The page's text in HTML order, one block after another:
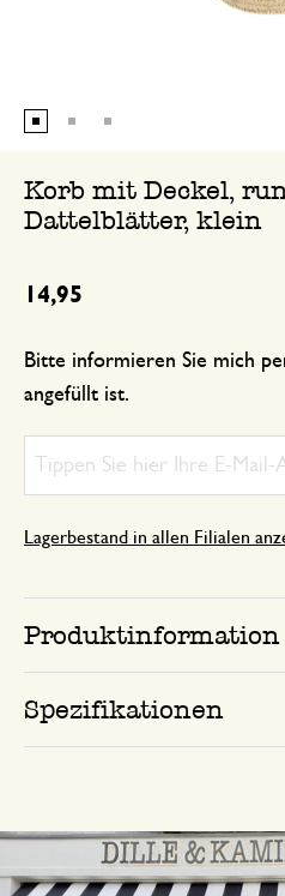
Korb mit Deckel,
Dattelblätter, klein
14,95
Bitte informieren Sie mich
angefüllt ist.
Lagerbestand in allen Filialen
Produktinformation
Spezifikationen